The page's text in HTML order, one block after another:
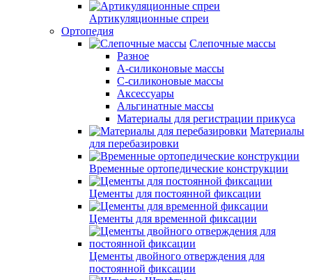
Артикуляционные спреи
Ортопедия
Слепочные массы
Разное
А-силиконовые массы
С-силиконовые массы
Аксессуары
Альгинатные массы
Материалы для регистрации прикуса
Материалы
для перебазировки
Временные ортопедические конструкции
Цементы для постоянной фиксации
Цементы для временной фиксации
Цементы двойного отверждения для
постоянной фиксации